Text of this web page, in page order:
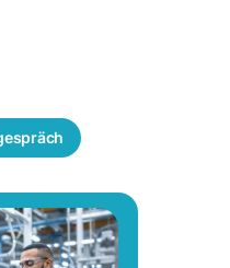
Social
Recruiting